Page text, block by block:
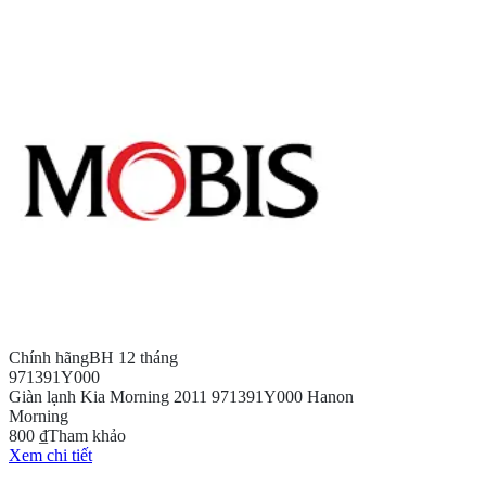
Chính hãngBH 12 tháng
971391Y000
Giàn lạnh Kia Morning 2011 971391Y000 Hanon
Morning
800 ₫Tham khảo
Xem chi tiết